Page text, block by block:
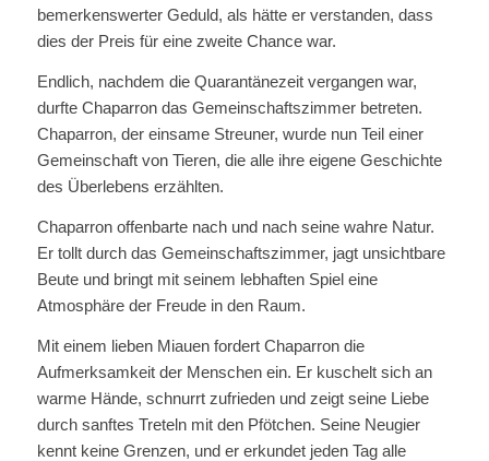
bemerkenswerter Geduld, als hätte er verstanden, dass
dies der Preis für eine zweite Chance war.
Endlich, nachdem die Quarantänezeit vergangen war,
durfte Chaparron das Gemeinschaftszimmer betreten.
Chaparron, der einsame Streuner, wurde nun Teil einer
Gemeinschaft von Tieren, die alle ihre eigene Geschichte
des Überlebens erzählten.
Chaparron offenbarte nach und nach seine wahre Natur.
Er tollt durch das Gemeinschaftszimmer, jagt unsichtbare
Beute und bringt mit seinem lebhaften Spiel eine
Atmosphäre der Freude in den Raum.
Mit einem lieben Miauen fordert Chaparron die
Aufmerksamkeit der Menschen ein. Er kuschelt sich an
warme Hände, schnurrt zufrieden und zeigt seine Liebe
durch sanftes Treteln mit den Pfötchen. Seine Neugier
kennt keine Grenzen, und er erkundet jeden Tag alle